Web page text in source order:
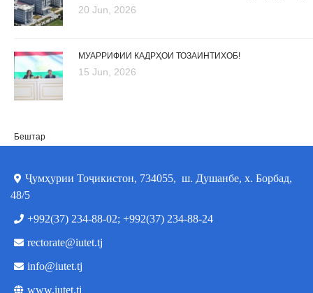
20 Jun, 2026
МУАРРИФИИ КАДРҲОИ ТОЗАИНТИХОБ!
15 Jun, 2026
Бештар
Ҷумҳурии Тоҷикистон, 734055, ш. Душанбе, х. Борбад,
48/5
+992(37) 234-88-02; +992(37) 234-88-24
rectorate@iutet.tj
info@iutet.tj
www.iutet.tj